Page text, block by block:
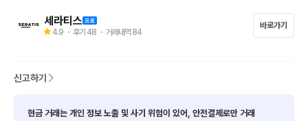
세라티스
4.9 ・ 후기 48 ・ 거래내역 84
바로가기
신고하기
현금 거래는 개인 정보 노출 및 사기 위험이 있어, 안전결제로만 거래